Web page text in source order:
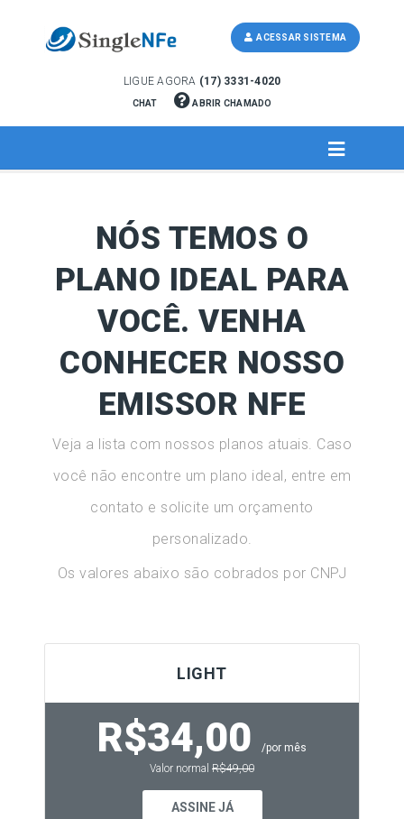
LIGUE AGORA (17) 3331-4020
CHAT ABRIR CHAMADO
ACESSAR SISTEMA
NÓS TEMOS O
PLANO IDEAL PARA
VOCÊ. VENHA
CONHECER NOSSO
EMISSOR NFE
Veja a lista com nossos planos atuais. Caso
você não encontre um plano ideal, entre em
contato e solicite um orçamento
personalizado.
Os valores abaixo são cobrados por CNPJ
LIGHT
R$34,00
/por mês
Valor normal R$49,00
ASSINE JÁ